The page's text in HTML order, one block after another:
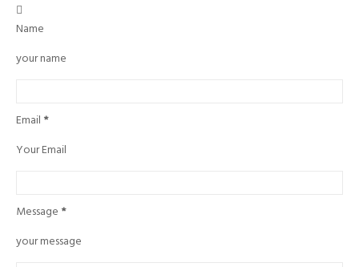

Name
your name
Email *
Your Email
Message *
your message